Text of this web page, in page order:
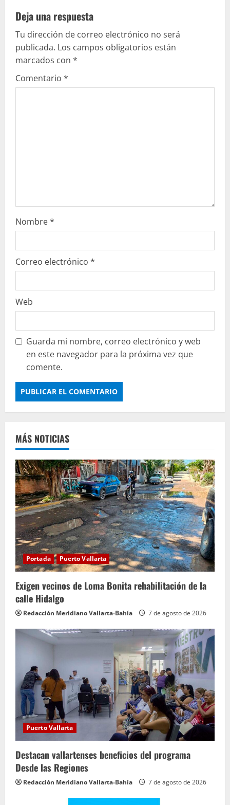
e
y
e
n
Deja una respuesta
Tu dirección de correo electrónico no será
publicada. Los campos obligatorios están
marcados con *
Comentario *
Nombre*
Correo electrónico *
Web
Guarda mi nombre, correo electrónico y web
en este navegador para la próxima vez que
comente.
MÁS NOTICIAS
Portada Puerto Vallarta
Exigen vecinos de Loma Bonita rehabilitación de la
calle Hidalgo
Redacción Meridiano Vallarta-Bahía 7 de agosto de 2026
Puerto Vallarta
Destacan vallartenses beneficios del programa
Desde las Regiones
Redacción Meridiano Vallarta-Bahía 7 de agosto de 2026